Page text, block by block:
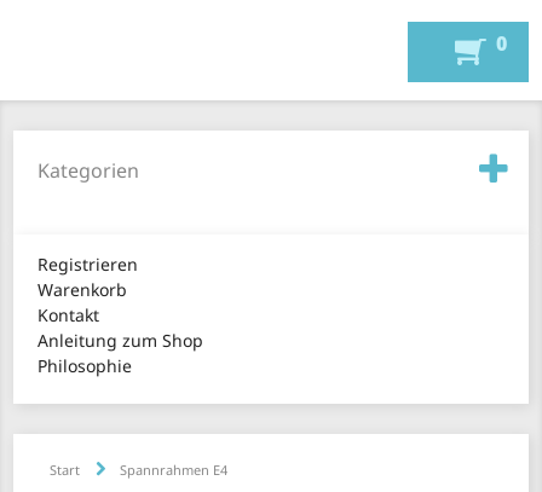
0
Kategorien
Registrieren
Warenkorb
Kontakt
Anleitung zum Shop
Philosophie
Start Spannrahmen E4